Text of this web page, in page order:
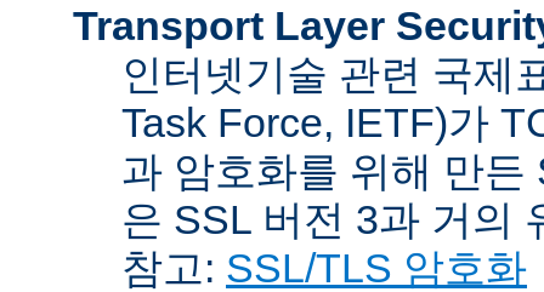
Transport Layer
인터넷기술 관련 국제
Task Force, IETF)가
과 암호화를 위해 만
은 SSL 버전 3과 거의
참고: SSL/TLS 암호화